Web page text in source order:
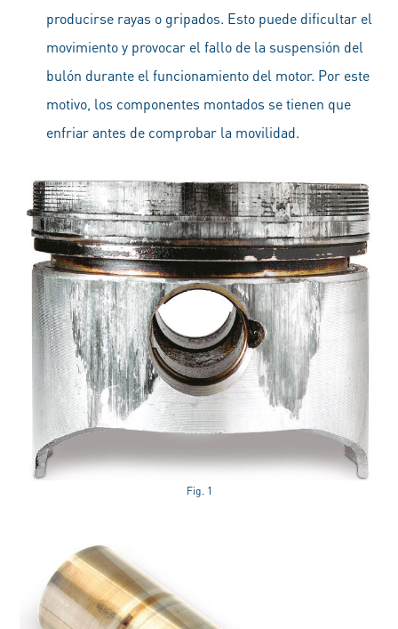
producirse rayas o gripados. Esto puede dificultar el
movimiento y provocar el fallo de la suspensión del
bulón durante el funcionamiento del motor. Por este
motivo, los componentes montados se tienen que
enfriar antes de comprobar la movilidad.
Fig. 1